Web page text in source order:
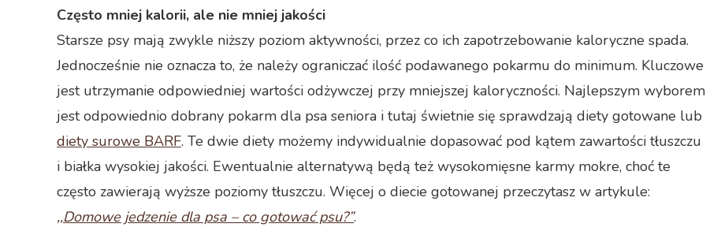
Często mniej kalorii, ale nie mniej jakości
Starsze psy mają zwykle niższy poziom aktywności, przez co ich zapotrzebowanie kaloryczne spada.
Jednocześnie nie oznacza to, że należy ograniczać ilość podawanego pokarmu do minimum. Kluczowe
jest utrzymanie odpowiedniej wartości odżywczej przy mniejszej kaloryczności. Najlepszym wyborem
jest odpowiednio dobrany pokarm dla psa seniora i tutaj świetnie się sprawdzają diety gotowane lub
diety surowe BARF. Te dwie diety możemy indywidualnie dopasować pod kątem zawartości tłuszczu
i białka wysokiej jakości. Ewentualnie alternatywą będą też wysokomięsne karmy mokre, choć te
często zawierają wyższe poziomy tłuszczu. Więcej o diecie gotowanej przeczytasz w artykule:
,,Domowe jedzenie dla psa – co gotować psu?”.